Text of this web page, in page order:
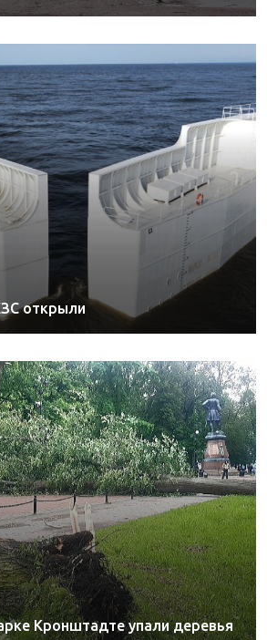
открыли
Кронштадте упали деревья